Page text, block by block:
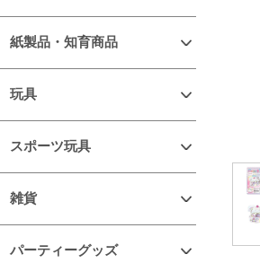
紙製品・知育商品
玩具
スポーツ玩具
雑貨
パーティーグッズ